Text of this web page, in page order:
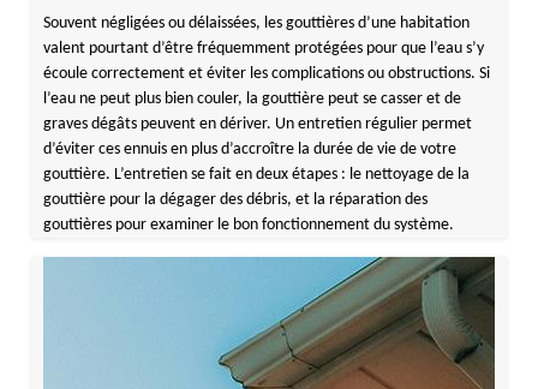
Souvent négligées ou délaissées, les gouttières d’une habitation
valent pourtant d’être fréquemment protégées pour que l’eau s’y
écoule correctement et éviter les complications ou obstructions. Si
l’eau ne peut plus bien couler, la gouttière peut se casser et de
graves dégâts peuvent en dériver. Un entretien régulier permet
d’éviter ces ennuis en plus d’accroître la durée de vie de votre
gouttière. L’entretien se fait en deux étapes : le nettoyage de la
gouttière pour la dégager des débris, et la réparation des
gouttières pour examiner le bon fonctionnement du système.